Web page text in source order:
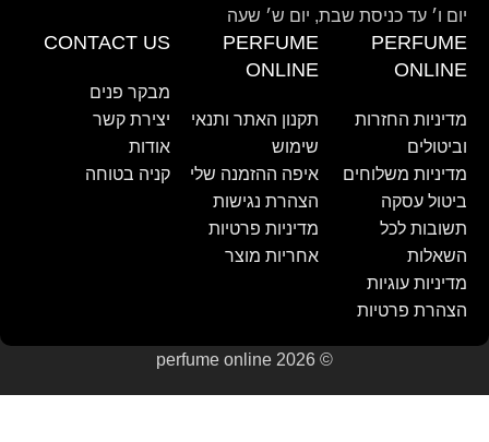
יום ו׳ עד כניסת שבת, יום ש׳ שעה
PERFUME
ONLINE
מדיניות החזרות
וביטולים
מדיניות משלוחים
ביטול עסקה
תשובות לכל
השאלות
מדיניות עוגיות
הצהרת פרטיות
PERFUME
ONLINE
תקנון האתר ותנאי
שימוש
איפה ההזמנה שלי
הצהרת נגישות
מדיניות פרטיות
אחריות מוצר
CONTACT US
מבקר פנים
יצירת קשר
אודות
קניה בטוחה
© perfume online 2026